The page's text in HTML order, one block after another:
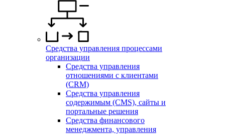
Средства управления процессами
организации
Средства управления
отношениями с клиентами
(CRM)
Средства управления
содержимым (CMS), сайты и
портальные решения
Средства финансового
менеджмента, управления